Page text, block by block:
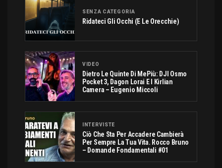
SENZA CATEGORIA
Ridateci Gli Occhi (e Le Orecchie)
VIDEO
Dietro Le Quinte Di MePiù: DJI Osmo
Pocket 3, Dagon Lorai E I Kirlian
Camera – Eugenio Miccoli
INTERVISTE
Ciò Che Sta Per Accadere Cambierà
Per Sempre La Tua Vita. Rocco Bruno
– Domande Fondamentali #01